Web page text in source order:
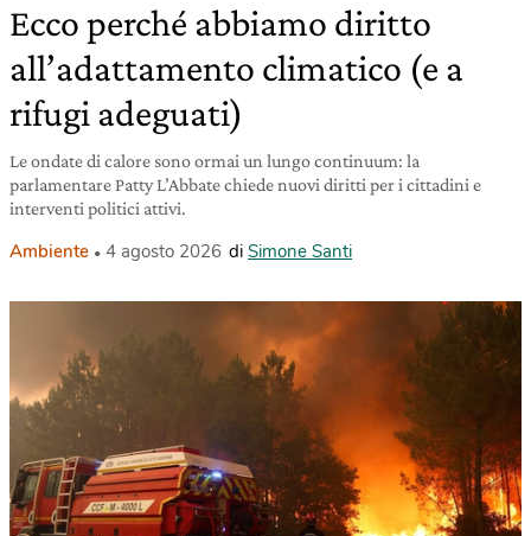
Ecco perché abbiamo diritto
all’adattamento climatico (e a
rifugi adeguati)
Le ondate di calore sono ormai un lungo continuum: la
parlamentare Patty L’Abbate chiede nuovi diritti per i cittadini e
interventi politici attivi.
Ambiente 4 agosto 2026 di Simone Santi